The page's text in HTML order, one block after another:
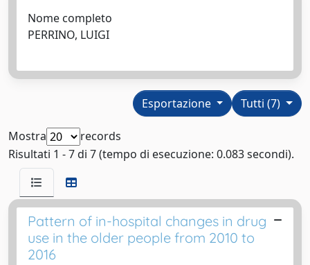
Nome completo
PERRINO, LUIGI
Tutti (7)
Esportazione
Mostra
records
Risultati 1 - 7 di 7 (tempo di esecuzione: 0.083 secondi).
Pattern of in-hospital changes in drug
use in the older people from 2010 to
2016